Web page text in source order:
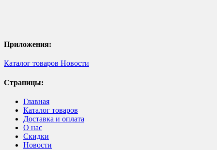
Приложения:
Каталог товаров Новости
Страницы:
Главная
Каталог товаров
Доставка и оплата
О нас
Скидки
Новости